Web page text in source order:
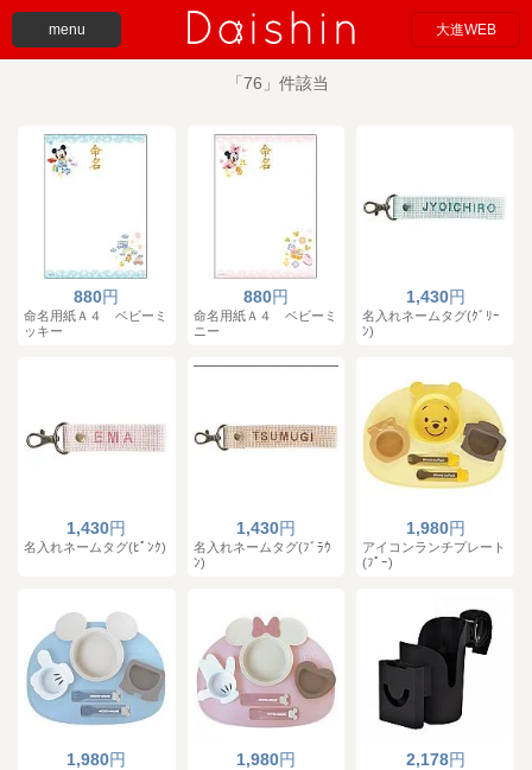
menu 大進WEB
「76」件該当
880円
命名用紙Ａ４ ベビーミ
ッキー
880円
命名用紙Ａ４ ベビーミ
ニー
1,430円
名入れネームタグ(ｸﾞﾘｰ
ﾝ)
1,430円
名入れネームタグ(ﾋﾟﾝｸ)
1,430円
名入れネームタグ(ﾌﾞﾗｳ
ﾝ)
1,980円
アイコンランチプレート
(ﾌﾟｰ)
1,980円 1,980円 2,178円